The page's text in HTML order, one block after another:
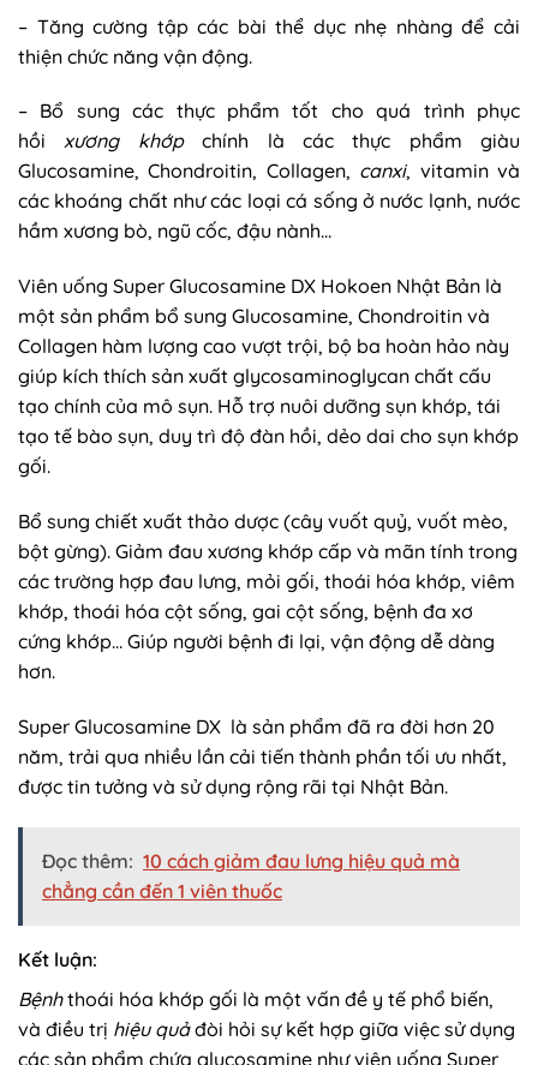
– Tăng cường tập các bài thể dục nhẹ nhàng để cải
thiện chức năng vận động.
– Bổ sung các thực phẩm tốt cho quá trình phục
hồi xương khớpchính là các thực phẩm giàu
Glucosamine, Chondroitin, Collagen, canxi, vitamin và
các khoáng chất như các loại cá sống ở nước lạnh, nước
hầm xương bò, ngũ cốc, đậu nành…
Viên uống Super Glucosamine DX Hokoen Nhật Bản là
một sản phẩm bổ sung Glucosamine, Chondroitin và
Collagen hàm lượng cao vượt trội, bộ ba hoàn hảo này
giúp kích thích sản xuất glycosaminoglycan chất cấu
tạo chính của mô sụn. Hỗ trợ nuôi dưỡng sụn khớp, tái
tạo tế bào sụn, duy trì độ đàn hồi, dẻo dai cho sụn khớp
gối.
Bổ sung chiết xuất thảo dược (cây vuốt quỷ, vuốt mèo,
bột gừng). Giảm đau xương khớp cấp và mãn tính trong
các trường hợp đau lưng, mỏi gối, thoái hóa khớp, viêm
khớp, thoái hóa cột sống, gai cột sống, bệnh đa xơ
cứng khớp… Giúp người bệnh đi lại, vận động dễ dàng
hơn.
Super Glucosamine DX là sản phẩm đã ra đời hơn 20
năm, trải qua nhiều lần cải tiến thành phần tối ưu nhất,
được tin tưởng và sử dụng rộng rãi tại Nhật Bản.
Đọc thêm: 10 cách giảm đau lưng hiệu quả mà
chẳng cần đến 1 viên thuốc
Kết luận:
Bệnhthoái hóa khớp gối là một vấn đề y tế phổ biến,
và điều trị hiệu quảđòi hỏi sự kết hợp giữa việc sử dụng
các sản phẩm chứa glucosamine như viên uống Super